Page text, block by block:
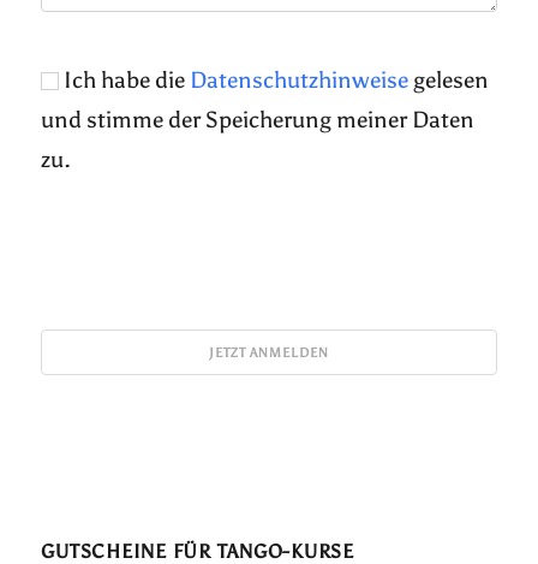
Ich habe die Datenschutzhinweise gelesen
und stimme der Speicherung meiner Daten
zu.
GUTSCHEINE FÜR TANGO-KURSE